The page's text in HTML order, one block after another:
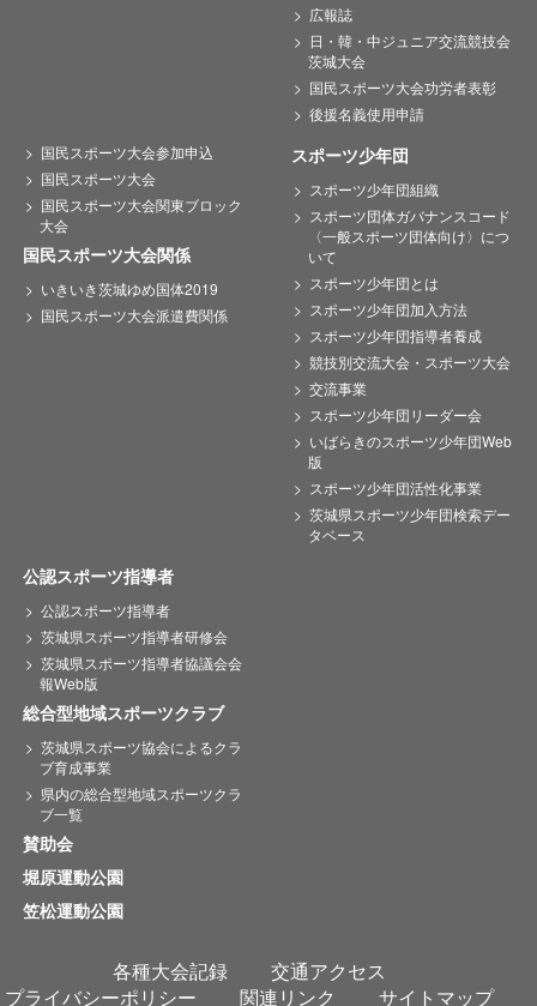
広報誌
日・韓・中ジュニア交流競技会
茨城大会
国民スポーツ大会功労者表彰
後援名義使用申請
国民スポーツ大会参加申込
国民スポーツ大会
国民スポーツ大会関東ブロック
大会
国民スポーツ大会関係
いきいき茨城ゆめ国体2019
国民スポーツ大会派遣費関係
スポーツ少年団
スポーツ少年団組織
スポーツ団体ガバナンスコード
〈一般スポーツ団体向け〉につ
いて
スポーツ少年団とは
スポーツ少年団加入方法
スポーツ少年団指導者養成
競技別交流大会・スポーツ大会
交流事業
スポーツ少年団リーダー会
いばらきのスポーツ少年団Web
版
スポーツ少年団活性化事業
茨城県スポーツ少年団検索デー
タベース
公認スポーツ指導者
公認スポーツ指導者
茨城県スポーツ指導者研修会
茨城県スポーツ指導者協議会会
報Web版
総合型地域スポーツクラブ
茨城県スポーツ協会によるクラ
ブ育成事業
県内の総合型地域スポーツクラ
ブ一覧
賛助会
堀原運動公園
笠松運動公園
各種大会記録
交通アクセス
プライバシーポリシー
関連リンク サイトマップ